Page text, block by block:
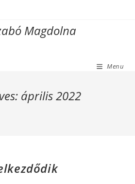
Magdolna
Menu
április 2022